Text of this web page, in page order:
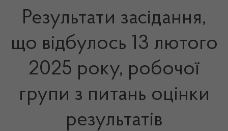
Результати засідання,
що відбулось 13 лютого
2025 року, робочої
групи з питань оцінки
результатів